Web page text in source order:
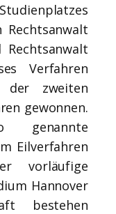
Rechtsanwalt
Verfahren
zweiten
gewonnen.
Eilverfahren
vorläufige
Hannover
bestehen